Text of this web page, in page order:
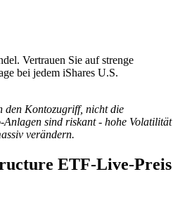
Vertrauen Sie auf strenge
bei jedem iShares U.S.
den Kontozugriff, nicht die
Anlagen sind riskant - hohe Volatilität
verändern.
ETF-Live-Preis